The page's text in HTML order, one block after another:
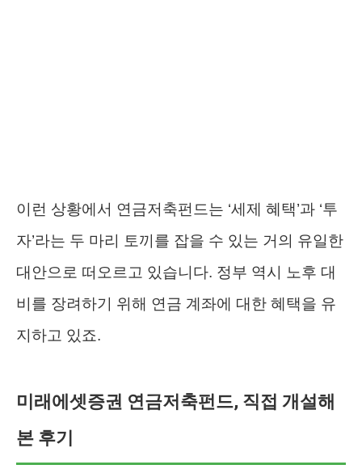
이런 상황에서 연금저축펀드는 ‘세제 혜택’과 ‘투
자’라는 두 마리 토끼를 잡을 수 있는 거의 유일한
대안으로 떠오르고 있습니다. 정부 역시 노후 대
비를 장려하기 위해 연금 계좌에 대한 혜택을 유
지하고 있죠.
미래에셋증권 연금저축펀드, 직접 개설해
본 후기